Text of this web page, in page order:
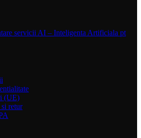
servicii AI – Inteligenta Artificiala pt
(UE)
retur